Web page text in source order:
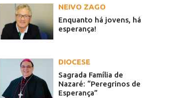
NEIVO ZAGO
Enquanto há jovens, há
esperança!
DIOCESE
Sagrada Família de
Nazaré: “Peregrinos de
Esperança”